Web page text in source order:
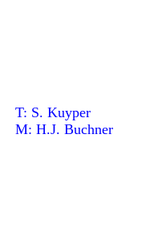
T: S. Kuyper
M: H.J. Buchner